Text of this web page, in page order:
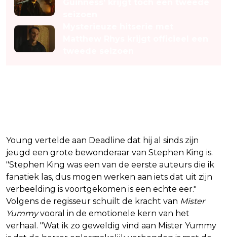
Young vertelde aan Deadline dat hij al sinds zijn
jeugd een grote bewonderaar van Stephen King is.
"Stephen King was een van de eerste auteurs die ik
fanatiek las, dus mogen werken aan iets dat uit zijn
verbeelding is voortgekomen is een echte eer."
Volgens de regisseur schuilt de kracht van Mister
Yummyvooral in de emotionele kern van het
verhaal. "Wat ik zo geweldig vind aan Mister Yummy